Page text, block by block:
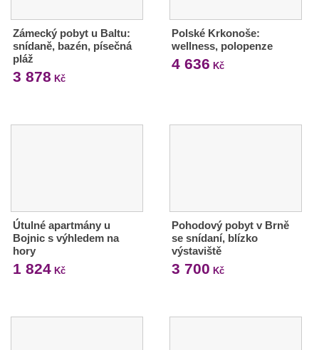
Zámecký pobyt u Baltu:
snídaně, bazén, písečná
pláž
3 878 Kč
Polské Krkonoše:
wellness, polopenze
4 636 Kč
Útulné apartmány u
Bojnic s výhledem na
hory
1 824 Kč
Pohodový pobyt v Brně
se snídaní, blízko
výstaviště
3 700 Kč